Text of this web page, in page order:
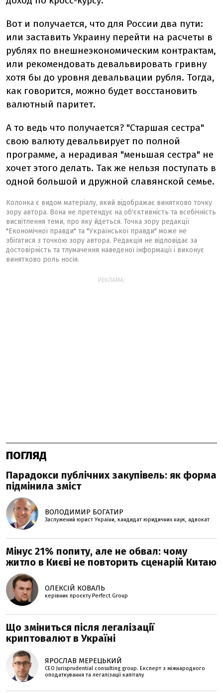
Вот и получается, что для России два пути:
или заставить Украину перейти на расчеты в
рублях по внешнеэкономическим контрактам,
или рекомендовать девальвировать гривну
хотя бы до уровня девальвации рубля. Тогда,
как говорится, можно будет восстановить
валютный паритет.
А то ведь что получается? "Старшая сестра"
свою валюту девальвирует по полной
программе, а нерадивая "меньшая сестра" не
хочет этого делать. Так же нельзя поступать в
одной большой и дружной славянской семье.
Колонка є видом матеріалу, який відображає винятково точку
зору автора. Вона не претендує на об'єктивність та всебічність
висвітлення теми, про яку йдеться. Точка зору редакції
"Економічної правди" та "Української правди" може не
збігатися з точкою зору автора. Редакція не відповідає за
достовірність та тлумачення наведеної інформації і виконує
винятково роль носія.
РЕКЛАМА:
ПОГЛЯД
Парадокси публічних закупівель: як форма
підмінила зміст
ВОЛОДИМИР БОГАТИР
Заслужений юрист України, кандидат юридичних наук, адвокат
Мінус 21% попиту, але не обвал: чому
житло в Києві не повторить сценарій Китаю
ОЛЕКСІЙ КОВАЛЬ
керівник проєкту Perfеct Group
Що зміниться після легалізації
криптовалют в Україні
ЯРОСЛАВ МЕРЕЦЬКИЙ
CEO Jurisprudential consulting group. Експерт з міжнародного
оподаткування та легалізації капіталу